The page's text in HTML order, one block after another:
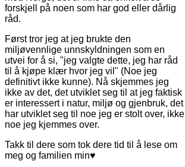
forskjell på noen som har god eller dårlig
råd.
Først tror jeg at jeg brukte den
miljøvennlige unnskyldningen som en
utvei for å si, "jeg valgte dette, jeg har råd
til å kjøpe klær hvor jeg vil" (Noe jeg
definitivt ikke kunne). Nå skjemmes jeg
ikke av det, det utviklet seg til at jeg faktisk
er interessert i natur, miljø og gjenbruk, det
har utviklet seg til noe jeg er stolt over, ikke
noe jeg kjemmes over.
Takk til dere som tok dere tid til å lese om
meg og familien min♥